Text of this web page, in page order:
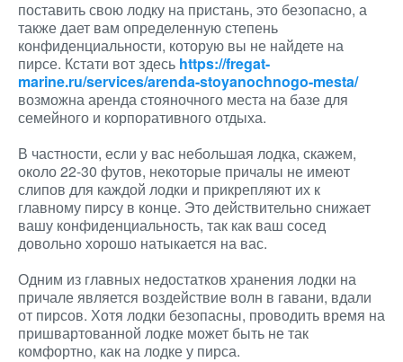
поставить свою лодку на пристань, это безопасно, а
также дает вам определенную степень
конфиденциальности, которую вы не найдете на
пирсе. Кстати вот здесь https://fregat-
marine.ru/services/arenda-stoyanochnogo-mesta/
возможна аренда стояночного места на базе для
семейного и корпоративного отдыха.
В частности, если у вас небольшая лодка, скажем,
около 22-30 футов, некоторые причалы не имеют
слипов для каждой лодки и прикрепляют их к
главному пирсу в конце. Это действительно снижает
вашу конфиденциальность, так как ваш сосед
довольно хорошо натыкается на вас.
Одним из главных недостатков хранения лодки на
причале является воздействие волн в гавани, вдали
от пирсов. Хотя лодки безопасны, проводить время на
пришвартованной лодке может быть не так
комфортно, как на лодке у пирса.